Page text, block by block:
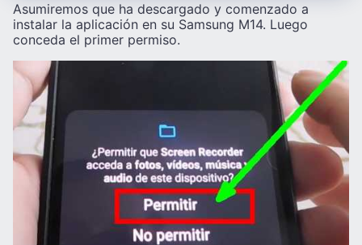
Asumiremos que ha descargado y comenzado a
instalar la aplicación en su Samsung M14. Luego
conceda el primer permiso.